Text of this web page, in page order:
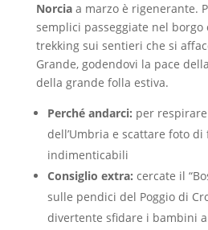
Norciaa marzo è rigenerante.
semplici passeggiate nel
trekking sui sentieri che si
Grande, godendovi la pace
della grande folla estiva.
Perché andarci: per
dell’Umbria e scattare foto di
indimenticabili
Consiglio extra: cercate il
sulle pendici del Poggio di
divertente sfidare i bambini